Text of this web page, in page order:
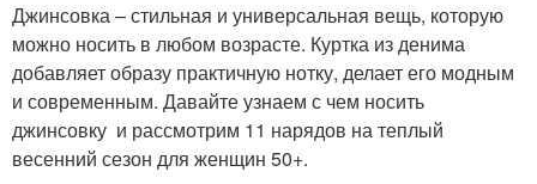
Джинсовка – стильная и универсальная вещь, которую
можно носить в любом возрасте. Куртка из денима
добавляет образу практичную нотку, делает его модным
и современным. Давайте узнаем с чем носить
джинсовку и рассмотрим 11 нарядов на теплый
весенний сезон для женщин 50+.